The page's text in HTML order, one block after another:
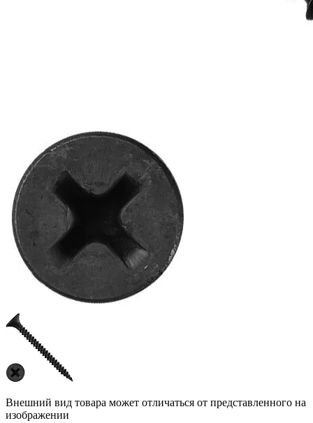
Внешний вид товара может отличаться от представленного на
изображении